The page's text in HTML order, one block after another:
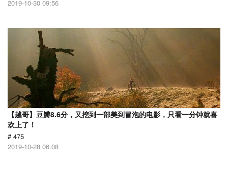
2019-10-30 09:56
【越哥】豆瓣8.6分，又挖到一部美到冒泡的电影，只看一分钟就喜
欢上了！
# 475
2019-10-28 06:08